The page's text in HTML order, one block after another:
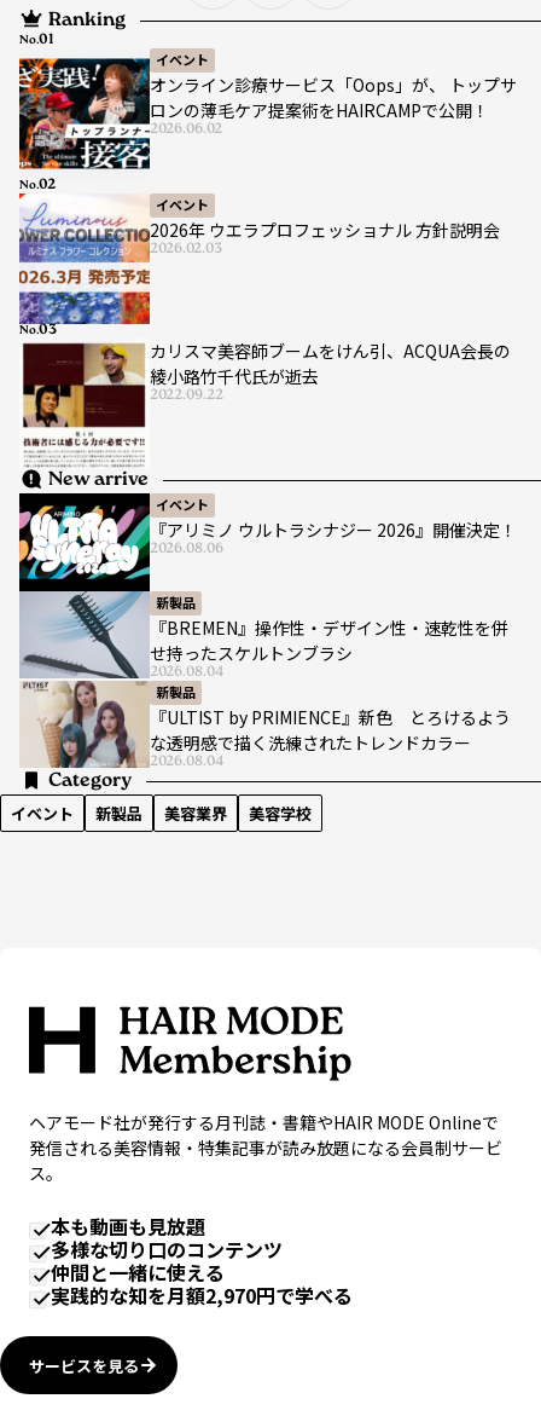
Ranking
イベント
オンライン診療サービス「Oops」が、 トップサ
ロンの薄毛ケア提案術をHAIRCAMPで公開！
2026.06.02
No.
イベント
2026年 ウエラプロフェッショナル 方針説明会
2026.02.03
No.
カリスマ美容師ブームをけん引、ACQUA会長の
綾小路竹千代氏が逝去
2022.09.22
No.
New arrive
イベント
『アリミノ ウルトラシナジー 2026』開催決定！
2026.08.06
新製品
『BREMEN』操作性・デザイン性・速乾性を併
せ持ったスケルトンブラシ
2026.08.04
新製品
『ULTIST by PRIMIENCE』新色 とろけるよう
な透明感で描く洗練されたトレンドカラー
2026.08.04
Category
イベント 新製品 美容業界 美容学校
ヘアモード社が発行する月刊誌・書籍やHAIR MODE Onlineで
発信される美容情報・特集記事が読み放題になる会員制サービ
ス。
本も動画も見放題
多様な切り口のコンテンツ
仲間と一緒に使える
実践的な知を月額2,970円で学べる
サービスを見る